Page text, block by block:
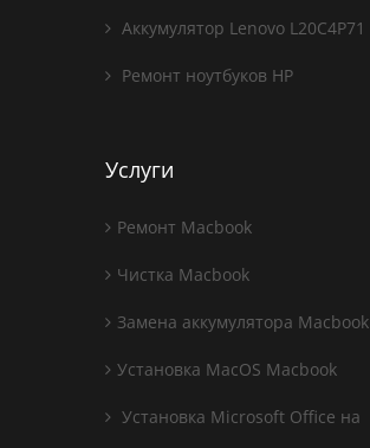
Аккумулятор Lenovo L20C4P71
Ремонт ноутбуков HP
Услуги
Ремонт Macbook
Чистка Macbook
Замена аккумулятора Macbook
Установка MacOS Macbook
Установка Microsoft Office на